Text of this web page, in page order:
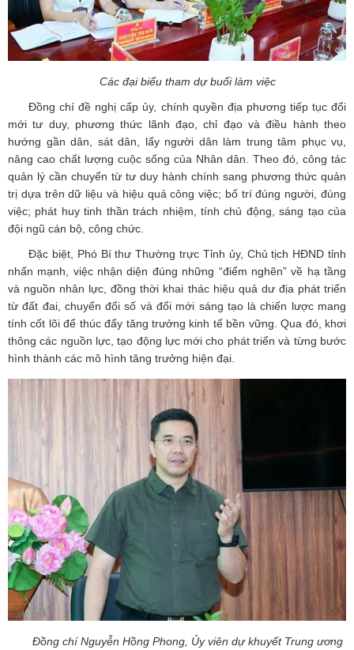
Các đại biểu tham dự buổi làm việc
Đồng chí đề nghị cấp ủy, chính quyền địa phương tiếp tục đổi
mới tư duy, phương thức lãnh đạo, chỉ đạo và điều hành theo
hướng gần dân, sát dân, lấy người dân làm trung tâm phục vụ,
nâng cao chất lượng cuộc sống của Nhân dân. Theo đó, công tác
quản lý cần chuyển từ tư duy hành chính sang phương thức quản
trị dựa trên dữ liệu và hiệu quả công việc; bố trí đúng người, đúng
việc; phát huy tinh thần trách nhiệm, tính chủ động, sáng tạo của
đội ngũ cán bộ, công chức.
Đặc biệt, Phó Bí thư Thường trực Tỉnh ủy, Chủ tịch HĐND tỉnh
nhấn mạnh, việc nhận diện đúng những “điểm nghẽn” về hạ tầng
và nguồn nhân lực, đồng thời khai thác hiệu quả dư địa phát triển
từ đất đai, chuyển đổi số và đổi mới sáng tạo là chiến lược mang
tính cốt lõi để thúc đẩy tăng trưởng kinh tế bền vững. Qua đó, khơi
thông các nguồn lực, tạo động lực mới cho phát triển và từng bước
hình thành các mô hình tăng trưởng hiện đại.
Đồng chí Nguyễn Hồng Phong, Ủy viên dự khuyết Trung ương